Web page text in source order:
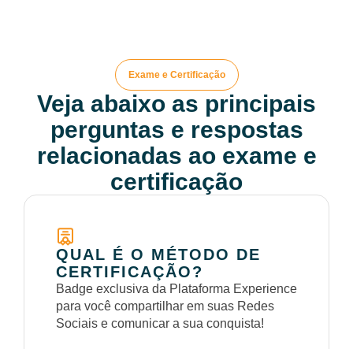
Exame e Certificação
Veja abaixo as principais
perguntas e respostas
relacionadas ao exame e
certificação
QUAL É O MÉTODO DE
CERTIFICAÇÃO?
Badge exclusiva da Plataforma Experience
para você compartilhar em suas Redes
Sociais e comunicar a sua conquista!